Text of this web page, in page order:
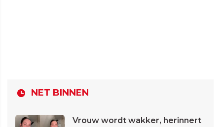
NET BINNEN
Vrouw wordt wakker, herinnert